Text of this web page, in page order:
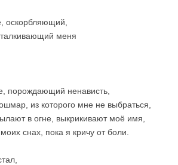
оскорбляющий,
меня
порождающий ненависть,
из которого мне не выбраться,
в огне, выкрикивают моё имя,
снах, пока я кричу от боли.